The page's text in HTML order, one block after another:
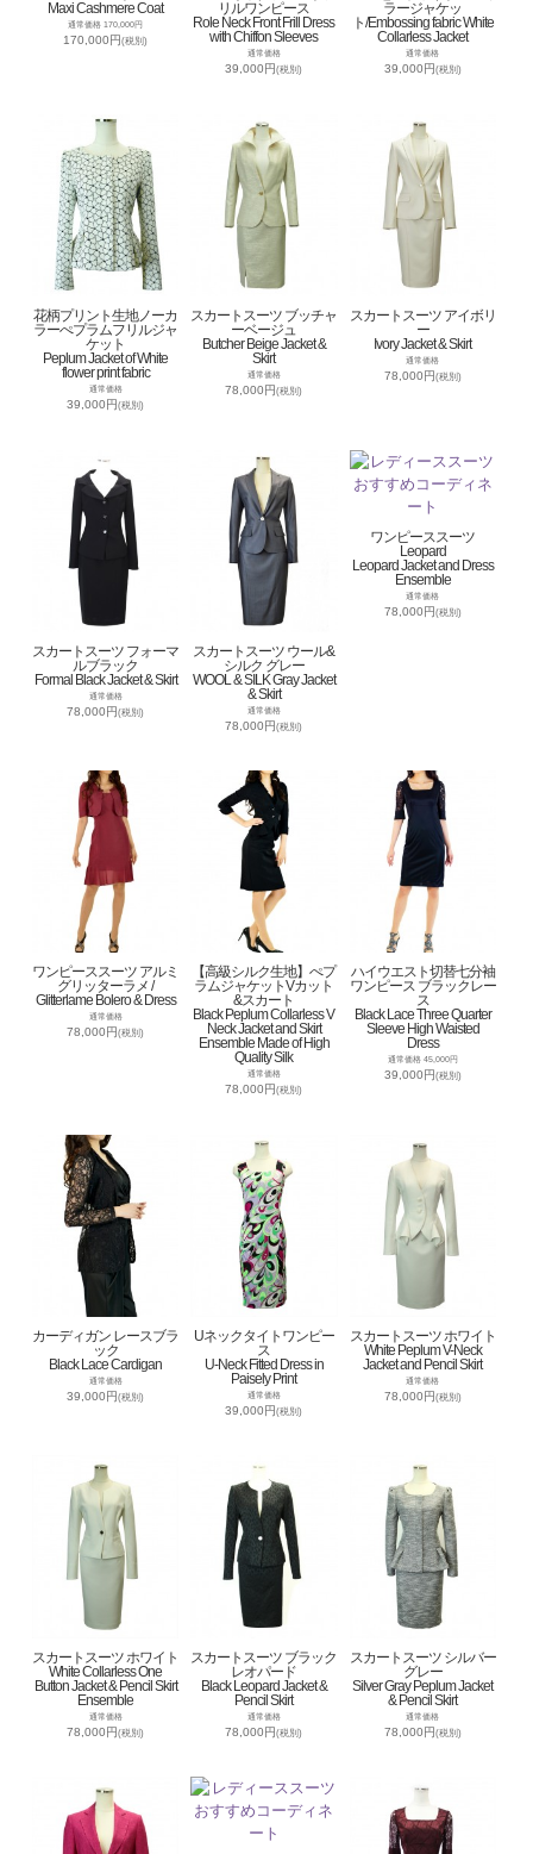
Maxi Cashmere Coat
通常価格 170,000円
170,000円(税別)
リルワンピース
Role Neck Front Frill Dress
with Chiffon Sleeves
通常価格
39,000円(税別)
ラージャケッ
ト/Embossing fabric White
Collarless Jacket
通常価格
39,000円(税別)
花柄プリント生地ノーカ
ラーぺプラムフリルジャ
ケット
Peplum Jacket of White
flower print fabric
通常価格
39,000円(税別)
スカートスーツ ブッチャ
ーベージュ
Butcher Beige Jacket &
Skirt
通常価格
78,000円(税別)
スカートスーツ アイボリ
ー
Ivory Jacket & Skirt
通常価格
78,000円(税別)
スカートスーツ フォーマ
ルブラック
Formal Black Jacket & Skirt
通常価格
78,000円(税別)
スカートスーツ ウール&
シルク グレー
WOOL & SILK Gray Jacket
& Skirt
通常価格
78,000円(税別)
ワンピーススーツ
Leopard
Leopard Jacket and Dress
Ensemble
通常価格
78,000円(税別)
ワンピーススーツ アルミ
グリッターラメ /
Glitterlame Bolero & Dress
通常価格
78,000円(税別)
【高級シルク生地】ぺプ
ラムジャケットVカット
&スカート
Black Peplum Collarless V
Neck Jacket and Skirt
Ensemble Made of High
Quality Silk
通常価格
78,000円(税別)
ハイウエスト切替七分袖
ワンピース ブラックレー
ス
Black Lace Three Quarter
Sleeve High Waisted
Dress
通常価格 45,000円
39,000円(税別)
カーディガン レースブラ
ック
Black Lace Cardigan
通常価格
39,000円(税別)
Uネックタイトワンピー
ス
U-Neck Fitted Dress in
Paisely Print
通常価格
39,000円(税別)
スカートスーツ ホワイト
White Peplum V-Neck
Jacket and Pencil Skirt
通常価格
78,000円(税別)
スカートスーツ ホワイト
White Collarless One
Button Jacket & Pencil Skirt
Ensemble
通常価格
78,000円(税別)
スカートスーツ ブラック
レオパード
Black Leopard Jacket &
Pencil Skirt
通常価格
78,000円(税別)
スカートスーツ シルバー
グレー
Silver Gray Peplum Jacket
& Pencil Skirt
通常価格
78,000円(税別)